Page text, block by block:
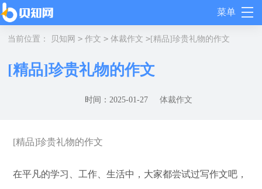
菜单
[精品]珍贵礼物的作文
当前位置： 贝知网 > 作文 > 体裁作文 >[精品]珍贵礼物的作文
[精品]珍贵礼物的作文
时间：2025-01-27 体裁作文
[精品]珍贵礼物的作文
在平凡的学习、工作、生活中，大家都尝试过写作文吧，